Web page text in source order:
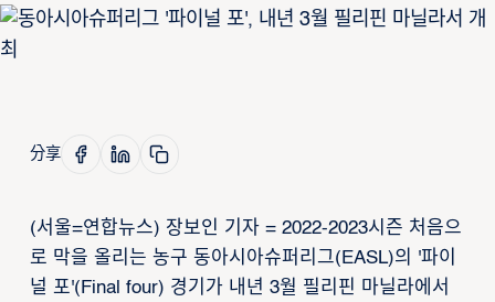
分享
(서울=연합뉴스) 장보인 기자 = 2022-2023시즌 처음으
로 막을 올리는 농구 동아시아슈퍼리그(EASL)의 '파이
널 포'(Final four) 경기가 내년 3월 필리핀 마닐라에서